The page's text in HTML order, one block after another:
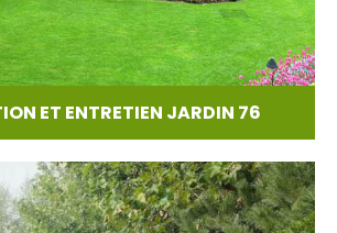
ET ENTRETIEN JARDIN 76